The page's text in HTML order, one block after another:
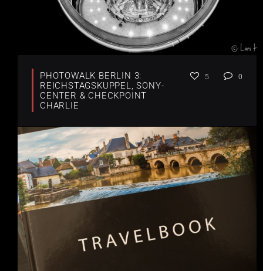
PHOTOWALK BERLIN 3:
REICHSTAGSKUPPEL, SONY-
CENTER & CHECKPOINT
CHARLIE
5 0